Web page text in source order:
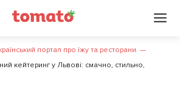
портал про їжу та ресторани. —
кейтеринг у Львові: смачно, стильно,